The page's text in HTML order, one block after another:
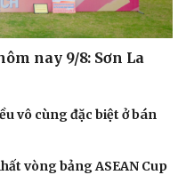
nay 9/8: Sơn La
vô cùng đặc biệt ở bán
vòng bảng ASEAN Cup